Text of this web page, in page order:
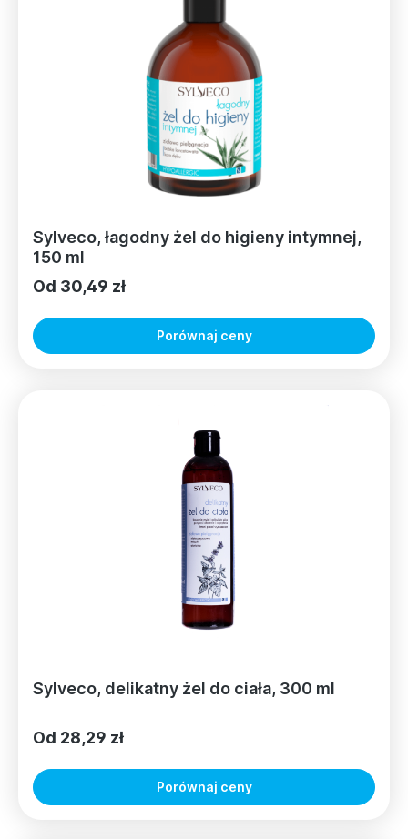
Sylveco, łagodny żel do higieny intymnej,
150 ml
Od 30,49 zł
Porównaj ceny
Sylveco, delikatny żel do ciała, 300 ml
Od 28,29 zł
Porównaj ceny